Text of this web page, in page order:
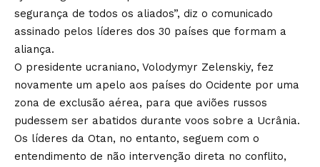
segurança de todos os aliados”, diz o comunicado
assinado pelos líderes dos 30 países que formam a
aliança.
O presidente ucraniano, Volodymyr Zelenskiy, fez
novamente um apelo aos países do Ocidente por uma
zona de exclusão aérea, para que aviões russos
pudessem ser abatidos durante voos sobre a Ucrânia.
Os líderes da Otan, no entanto, seguem com o
entendimento de não intervenção direta no conflito,